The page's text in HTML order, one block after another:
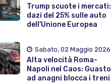
Trump scuote i mercati:
dazi del 25% sulle auto
dell'Unione Europea
Sabato, 02 Maggio 2026
Alta velocità Roma-
Napoli nel Caos: Guasto
ad anagni blocca i treni